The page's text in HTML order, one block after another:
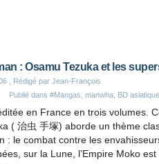
: Osamu Tezuka et les
, Rédigé par Jean-François
Publié dans #Mangas, manwha, BD
en France en trois volumes.
( 治虫 手塚) aborde un thème
: le combat contre les
sur la Lune, l’Empire Moko